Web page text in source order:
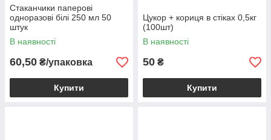
Стаканчики паперові
одноразові білі 250 мл 50
штук
В наявності
60,50 ₴/упаковка
Купити
Цукор + кориця в стіках 0,5кг
(100шт)
В наявності
50 ₴
Купити